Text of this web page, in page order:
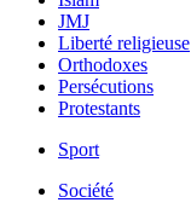
JMJ
Liberté religieuse
Orthodoxes
Persécutions
Protestants
Sport
Société